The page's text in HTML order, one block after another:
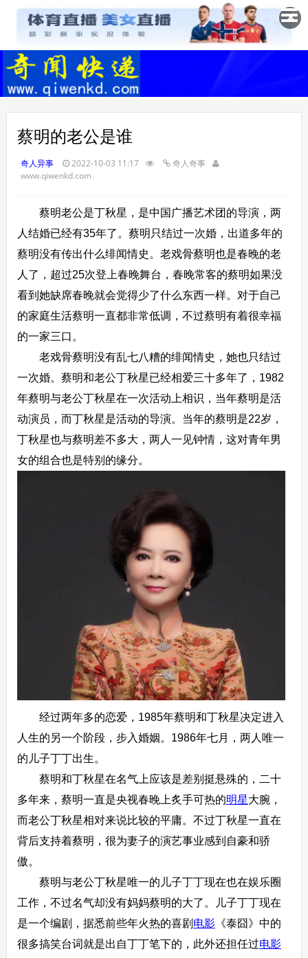
✕
蔡明的老公是谁
奇人异事 2022-10-03 11:17
奇人奇事
www.qiwenkd.com
蔡明老公是丁秋星，是中国广播艺术团的导演，两
人结婚已经有35年了。蔡明只结过一次婚，出道多年的
蔡明没有传出什么绯闻情史。老戏骨蔡明也是春晚的老
人了，超过25次登上春晚舞台，春晚常客的蔡明如果没
看到她缺席春晚就会觉得少了什么东西一样。对于自己
的家庭生活蔡明一直都非常低调，不过蔡明有着很幸福
的一家三口。
老戏骨蔡明没有乱七八糟的绯闻情史，她也只结过
一次婚。蔡明和老公丁秋星已经相爱三十多年了，1982
年蔡明与老公丁秋星在一次活动上相识，当年蔡明是活
动演员，而丁秋星是活动的导演。当年的蔡明是22岁，
丁秋星也与蔡明差不多大，两人一见钟情，这对青年男
女的组合也是特别的缘分。
经过两年多的恋爱，1985年蔡明和丁秋星决定进入
人生的另一个阶段，步入婚姻。1986年七月，两人唯一
的儿子丁丁出生。
蔡明和丁秋星在名气上应该是差别挺悬殊的，二十
多年来，蔡明一直是央视春晚上炙手可热的明星大腕，
而老公丁秋星相对来说比较的平庸。不过丁秋星一直在
背后支持着蔡明，很为妻子的演艺事业感到自豪和骄
傲。
蔡明与老公丁秋星唯一的儿子丁丁现在也在娱乐圈
工作，不过名气却没有妈妈蔡明的大了。儿子丁丁现在
是一个编剧，据悉前些年火热的喜剧 电影《泰囧》中的
很多搞笑台词就是出自丁丁笔下的，此外还担任过电影